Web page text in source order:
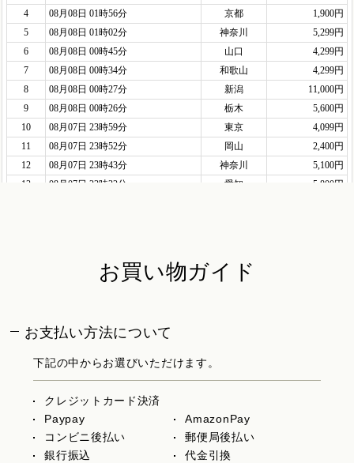
お買い物ガイド
お支払い方法について
下記の中からお選びいただけます。
クレジットカード決済
Paypay
AmazonPay
コンビニ後払い
郵便局後払い
銀行振込
代金引換